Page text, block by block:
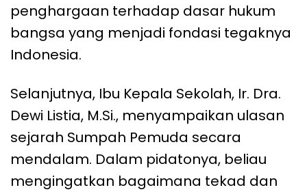
penghargaan terhadap dasar hukum
bangsa yang menjadi fondasi tegaknya
Indonesia.
Selanjutnya, Ibu Kepala Sekolah, Ir. Dra.
Dewi Listia, M.Si., menyampaikan ulasan
sejarah Sumpah Pemuda secara
mendalam. Dalam pidatonya, beliau
mengingatkan bagaimana tekad dan